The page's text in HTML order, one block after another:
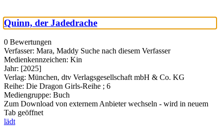
Quinn, der Jadedrache
0 Bewertungen
Verfasser: Mara, Maddy Suche nach diesem Verfasser
Medienkennzeichen: Kin
Jahr: [2025]
Verlag: München, dtv Verlagsgesellschaft mbH & Co. KG
Reihe: Die Dragon Girls-Reihe ; 6
Mediengruppe: Buch
Zum Download von externem Anbieter wechseln - wird in neuem
Tab geöffnet
lädt